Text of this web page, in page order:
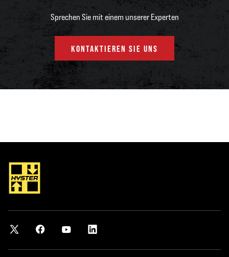
Sprechen Sie mit einem unserer Experten
KONTAKTIEREN SIE UNS